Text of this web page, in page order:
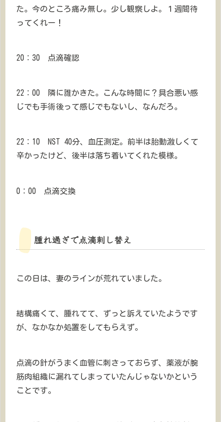
た。今のところ痛み無し。少し観察しよ。１週間待
ってくれー！
20：30 点滴確認
22：00 隣に誰かきた。こんな時間に？具合悪い感
じでも手術後って感じでもないし、なんだろ。
22：10 NST 40分、血圧測定。前半は胎動激しくて
辛かったけど、後半は落ち着いてくれた模様。
0：00 点滴交換
腫れ過ぎで点滴刺し替え
この日は、妻のラインが荒れていました。
結構痛くて、腫れてて、ずっと訴えていたようです
が、なかなか処置をしてもらえず。
点滴の針がうまく血管に刺さっておらず、薬液が腕
筋肉組織に漏れてしまっていたんじゃないかという
ことです。